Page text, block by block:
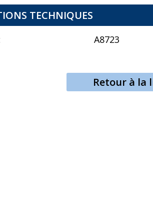
TECHNIQUES
A8723
Retour à la